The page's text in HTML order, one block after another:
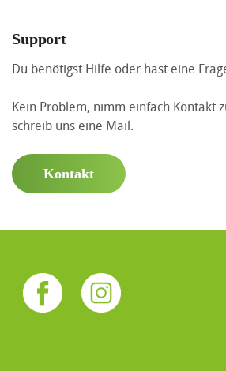
Support
Du benötigst Hilfe oder hast eine
Kein Problem, nimm einfach Kontakt
schreib uns eine Mail.
Kontakt